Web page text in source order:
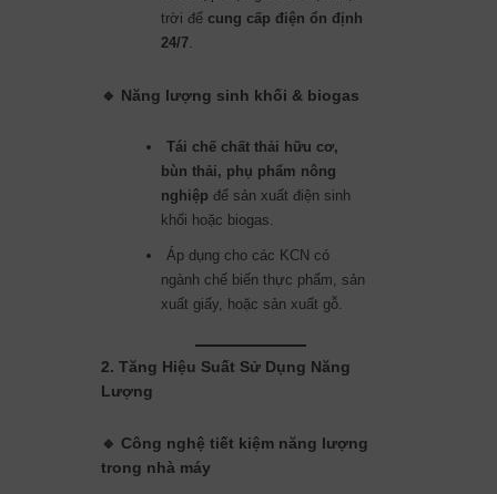
trời để cung cấp điện ổn định
24/7
🔹 Năng lượng sinh khối & biogas
Tái chế chất thải hữu cơ,
bùn thải, phụ phẩm nông
nghiệp để sản xuất điện sinh
khối hoặc biogas.
Áp dụng cho các KCN có
ngành chế biến thực phẩm, sản
xuất giấy, hoặc sản xuất gỗ.
2. Tăng Hiệu Suất Sử Dụng Năng
Lượng
🔹 Công nghệ tiết kiệm năng lượng
trong nhà máy